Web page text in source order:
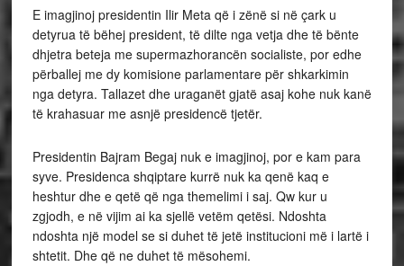
E imagjinoj presidentin Ilir Meta që i zënë si në çark u
detyrua të bëhej president, të dilte nga vetja dhe të bënte
dhjetra beteja me supermazhorancën socialiste, por edhe
përballej me dy komisione parlamentare për shkarkimin
nga detyra. Tallazet dhe uraganët gjatë asaj kohe nuk kanë
të krahasuar me asnjë presidencë tjetër.
Presidentin Bajram Begaj nuk e imagjinoj, por e kam para
syve. Presidenca shqiptare kurrë nuk ka qenë kaq e
heshtur dhe e qetë që nga themelimi i saj. Qw kur u
zgjodh, e në vijim ai ka sjellë vetëm qetësi. Ndoshta
ndoshta një model se si duhet të jetë institucioni më i lartë i
shtetit. Dhe që ne duhet të mësohemi.